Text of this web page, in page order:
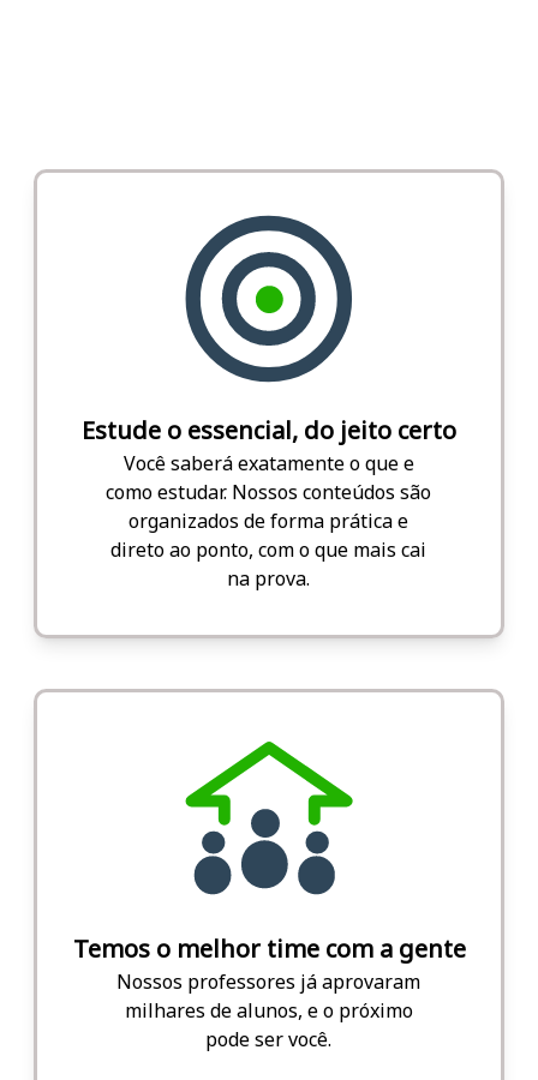
Estude o essencial, do jeito certo
Você saberá exatamente o que e
como estudar. Nossos conteúdos são
organizados de forma prática e
direto ao ponto, com o que mais cai
na prova.
Temos o melhor time com a gente
Nossos professores já aprovaram
milhares de alunos, e o próximo
pode ser você.